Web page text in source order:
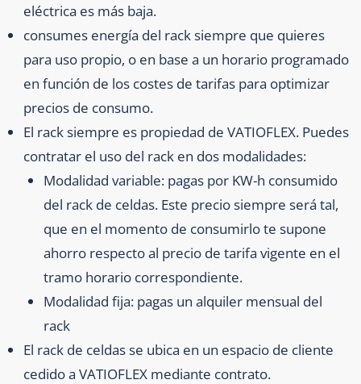
eléctrica es más baja.
consumes energía del rack siempre que quieres
para uso propio, o en base a un horario programado
en función de los costes de tarifas para optimizar
precios de consumo.
El rack siempre es propiedad de VATIOFLEX. Puedes
contratar el uso del rack en dos modalidades:
Modalidad variable: pagas por KW-h consumido
del rack de celdas. Este precio siempre será tal,
que en el momento de consumirlo te supone
ahorro respecto al precio de tarifa vigente en el
tramo horario correspondiente.
Modalidad fija: pagas un alquiler mensual del
rack
El rack de celdas se ubica en un espacio de cliente
cedido a VATIOFLEX mediante contrato.